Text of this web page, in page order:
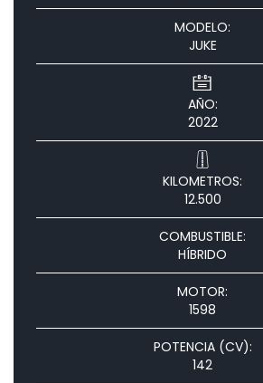
MODELO:
JUKE
AÑO:
2022
KILOMETROS:
12.500
COMBUSTIBLE:
HÍBRIDO
MOTOR:
1598
POTENCIA (CV):
142